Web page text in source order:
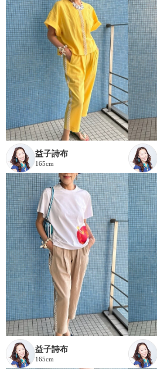
益子詩布
165cm
益子詩布
165cm